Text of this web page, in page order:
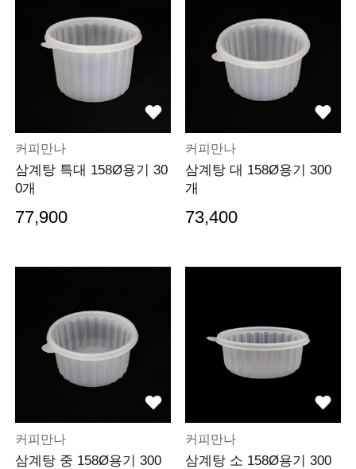
커피만나
삼계탕 특대 158Ø용기 30
0개
77,900
커피만나
삼계탕 대 158Ø용기 300
개
73,400
커피만나
삼계탕 중 158Ø용기 300
커피만나
삼계탕 소 158Ø용기 300